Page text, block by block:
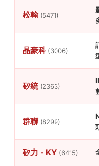
松翰 (5471)
晶豪科 (3006)
矽統 (2363)
群聯 (8299)
矽力 - KY (6415)